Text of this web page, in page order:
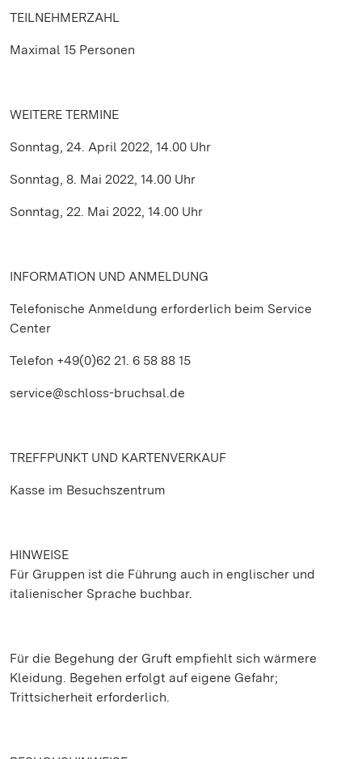
TEILNEHMERZAHL
Maximal 15 Personen
WEITERE TERMINE
Sonntag, 24. April 2022, 14.00 Uhr
Sonntag, 8. Mai 2022, 14.00 Uhr
Sonntag, 22. Mai 2022, 14.00 Uhr
INFORMATION UND ANMELDUNG
Telefonische Anmeldung erforderlich beim Service
Center
Telefon +49(0)62 21. 6 58 88 15
service@schloss-bruchsal.de
TREFFPUNKT UND KARTENVERKAUF
Kasse im Besuchszentrum
HINWEISE
Für Gruppen ist die Führung auch in englischer und
italienischer Sprache buchbar.
Für die Begehung der Gruft empfiehlt sich wärmere
Kleidung. Begehen erfolgt auf eigene Gefahr;
Trittsicherheit erforderlich.